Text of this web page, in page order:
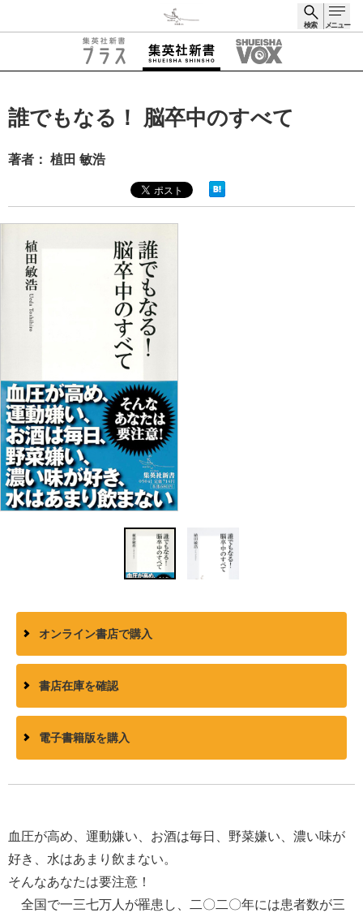
検索 メニュー
誰でもなる！ 脳卒中のすべて
著者： 植田 敏浩
オンライン書店で購入
書店在庫を確認
電子書籍版を購入
血圧が高め、運動嫌い、お酒は毎日、野菜嫌い、濃い味が
好き、水はあまり飲まない。
そんなあなたは要注意！
全国で一三七万人が罹患し、二〇二〇年には患者数が三